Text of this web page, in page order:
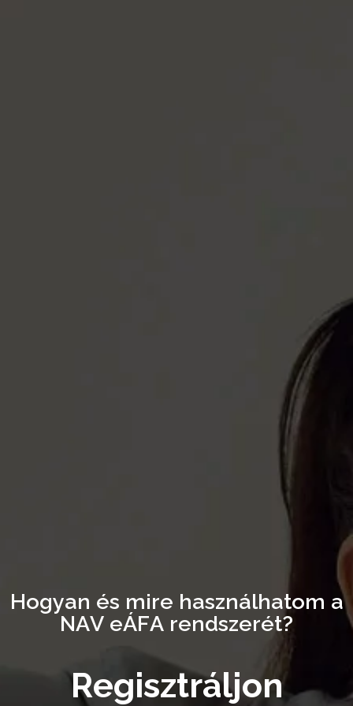
Hogyan és mire használhatom a
NAV eÁFA rendszerét?
Regisztráljon